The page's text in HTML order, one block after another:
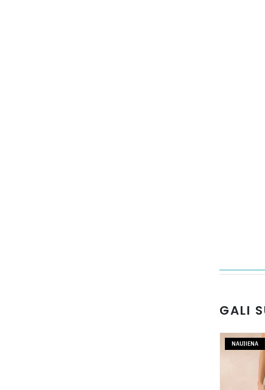
GALI
NAUJIENA